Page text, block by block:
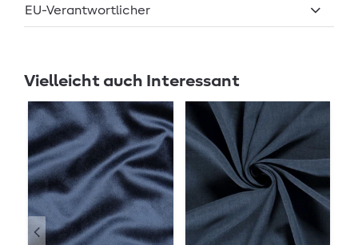
EU-Verantwortlicher
Vielleicht auch Interessant